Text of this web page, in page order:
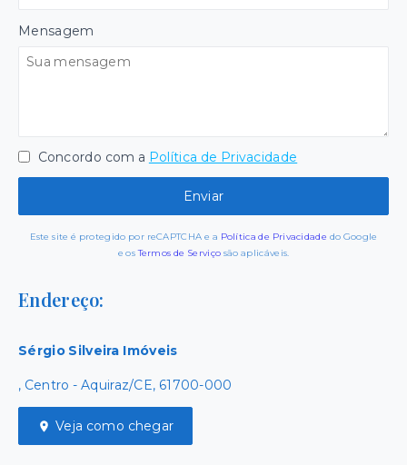
Mensagem
Concordo com a Política de Privacidade
Enviar
Este site é protegido por reCAPTCHA e a Política de Privacidade do Google
e osTermos de Serviço são aplicáveis.
Endereço:
Sérgio Silveira Imóveis
, Centro - Aquiraz/CE, 61700-000
Veja como chegar